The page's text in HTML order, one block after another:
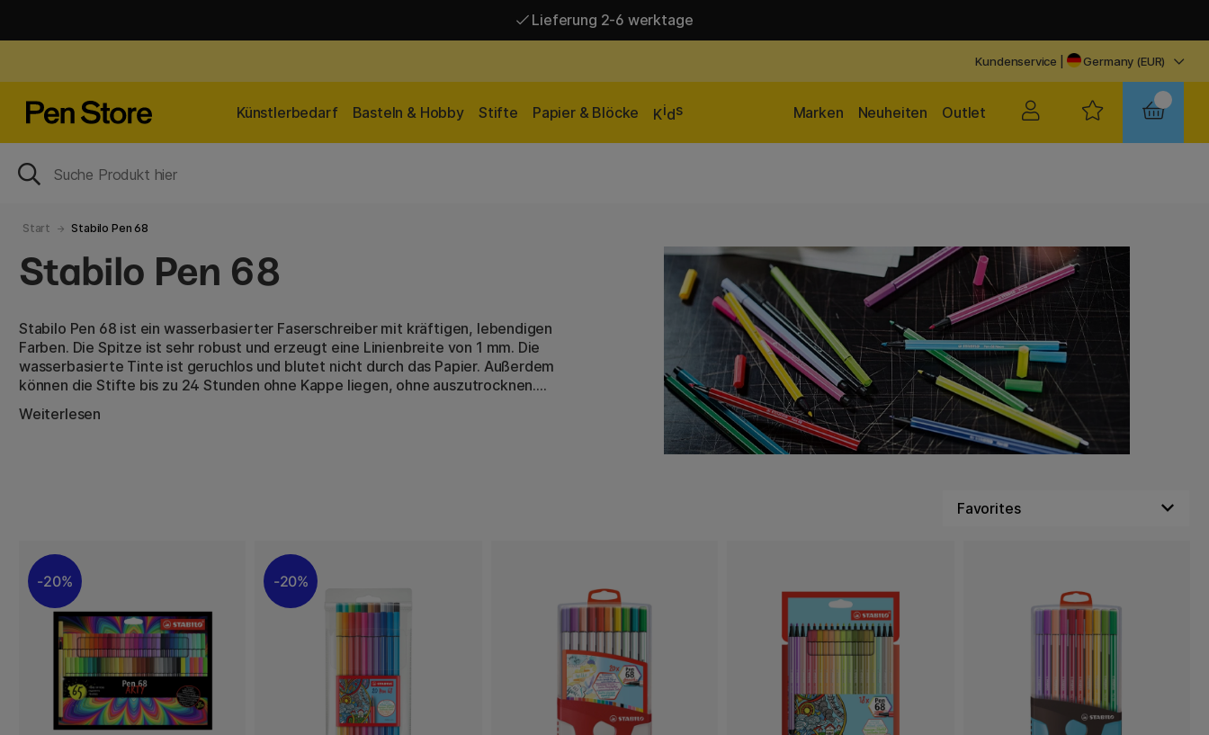
Lieferung 2-6 werktage
Kundenservice Germany (EUR)
Künstlerbedarf Basteln & Hobby Stifte Papier & Blöcke Kids Outlet
Neuheiten
Marken
Start Stabilo Pen 68
Stabilo Pen 68
Stabilo Pen 68 ist ein wasserbasierter Faserschreiber mit kräftigen, lebendigen
Farben. Die Spitze ist sehr robust und erzeugt eine Linienbreite von 1 mm. Die
wasserbasierte Tinte ist geruchlos und blutet nicht durch das Papier. Außerdem
können die Stifte bis zu 24 Stunden ohne Kappe liegen, ohne auszutrocknen.
Stabilo Pen 68 ist der perfekte Stift für alle, die gerne malen!
Weiterlesen
20% 20%